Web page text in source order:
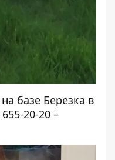
базе Березка в
20-20 –